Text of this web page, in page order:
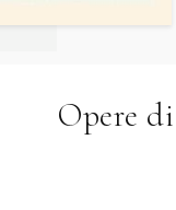
Opere di